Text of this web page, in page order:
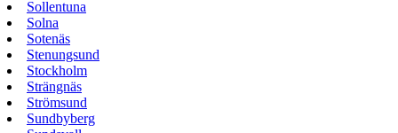
Sollentuna
Solna
Sotenäs
Stenungsund
Stockholm
Strängnäs
Strömsund
Sundbyberg